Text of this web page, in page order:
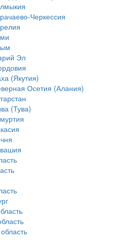
Черкессия
Эл
(Якутия)
Осетия (Алания)
(Тува)